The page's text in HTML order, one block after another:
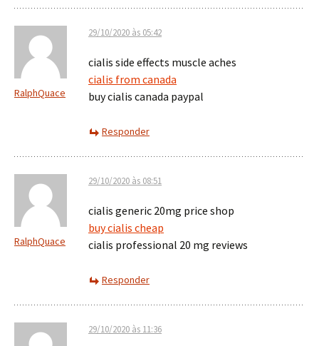
RalphQuace
29/10/2020 às 05:42
cialis side effects muscle aches
cialis from canada
buy cialis canada paypal
Responder
RalphQuace
29/10/2020 às 08:51
cialis generic 20mg price shop
buy cialis cheap
cialis professional 20 mg reviews
Responder
29/10/2020 às 11:36